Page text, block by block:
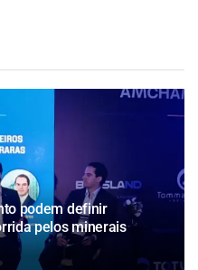
podem definir
pelos minerais